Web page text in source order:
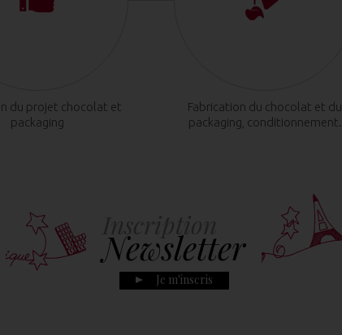
du projet chocolat et
packaging
Fabrication du chocolat et du
packaging, conditionnement.
Newsletter
Je m'inscris